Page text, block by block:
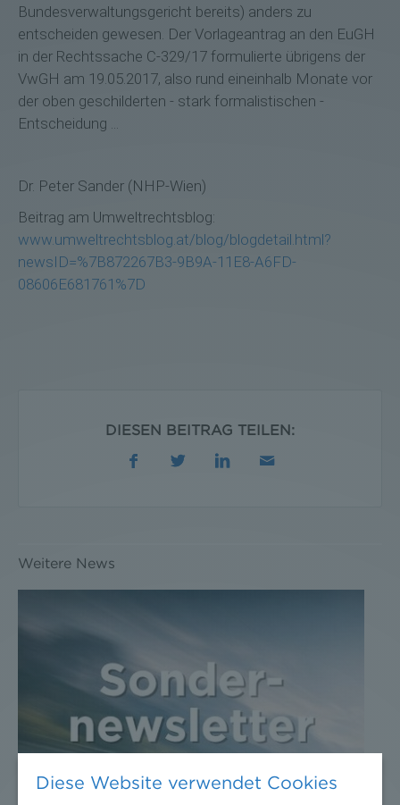
Bundesverwaltungsgericht bereits) anders zu
entscheiden gewesen. Der Vorlageantrag an den EuGH
in der Rechtssache C‑329/17 formulierte übrigens der
VwGH am 19.05.2017, also rund eineinhalb Monate vor
der oben geschilderten - stark formalistischen -
Entscheidung ...
Dr. Peter Sander (NHP-Wien)
Beitrag am Umweltrechtsblog:
www.umweltrechtsblog.at/blog/blogdetail.html?
newsID=%7B872267B3-9B9A-11E8-A6FD-
08606E681761%7D
DIESEN BEITRAG TEILEN:
Weitere News
Diese Website verwendet Cookies